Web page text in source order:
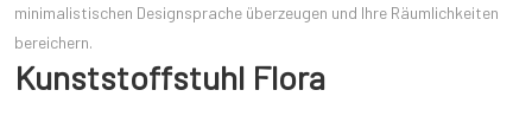
minimalistischen Designsprache überzeugen und Ihre Räumlichkeiten
bereichern.
Kunststoffstuhl Flora